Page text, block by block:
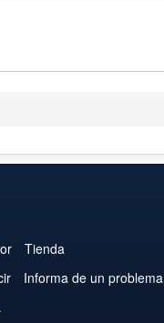
Tienda
Informa de un problema